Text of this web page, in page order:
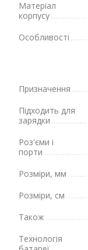
Матеріал
корпусу
Особливості
Призначення
Підходить для
зарядки
Роз'єми і
порти
Розміри, мм
Розміри, см
Також
Технологія